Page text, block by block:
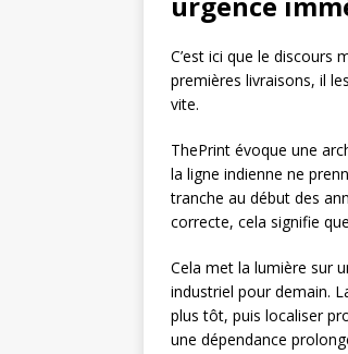
C’est ici que le discours
premières livraisons, il
vite.
ThePrint évoque une
la ligne indienne ne
tranche au début des
correcte, cela signifie
Cela met la lumière sur
industriel pour demain.
plus tôt, puis localiser
une dépendance